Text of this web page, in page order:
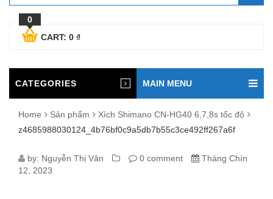
0
CART: 0 ₫
CATEGORIES MAIN MENU
Home Sản phẩm
Xích Shimano CN-HG40 6,7,8s tốc độ
z4685988030124_4b76bf0c9a5db7b55c3ce492ff267a6f
by: Nguyễn Thị Vân 0 comment
Tháng Chín
12, 2023